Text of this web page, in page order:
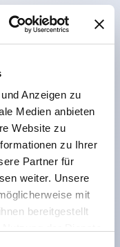
Anzeigen zu
Medien anbieten
Website zu
zu Ihrer
Partner für
weiter. Unsere
mit
bereitgestellt
FA-Bereich
verfügbar
EN (Europa)
Anzeigeleuchten).
Φ22 Flash-